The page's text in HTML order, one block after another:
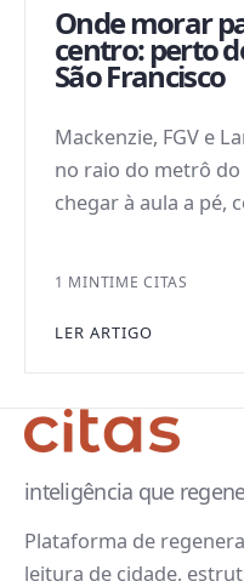
Onde morar
centro: perto
São Francisco
Mackenzie, FGV e
no raio do metrô
chegar à aula a pé,
1 MINTIME CITAS
LER ARTIGO
inteligência que
Plataforma de
leitura de cidade,